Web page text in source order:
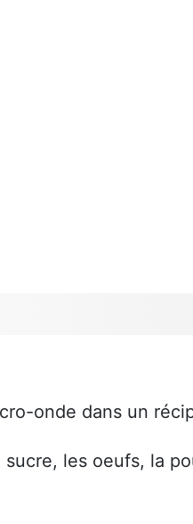
onde dans un
les oeufs, la